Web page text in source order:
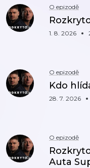
O epizodě
1. 8. 2026
O epizodě
Kdo
28. 7. 2026
O epizodě
Auta